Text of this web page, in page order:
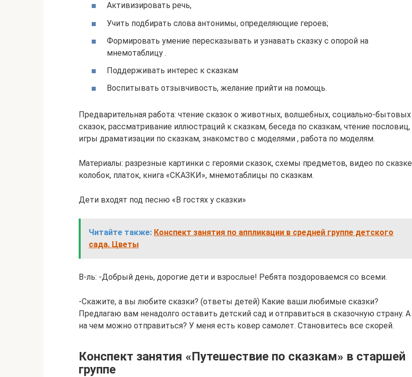
Активизировать речь,
Учить подбирать слова антонимы, определяющие героев;
Формировать умение пересказывать и узнавать сказку с опорой на
мнемотаблицу .
Поддерживать интерес к сказкам
Воспитывать отзывчивость, желание прийти на помощь.
Предварительная работа: чтение сказок о животных, волшебных, социально-бытовых
сказок, рассматривание иллюстраций к сказкам, беседа по сказкам, чтение пословиц,
игры драматизации по сказкам, знакомство с моделями , работа по моделям.
Материалы: разрезные картинки с героями сказок, схемы предметов, видео по сказке
колобок, платок, книга «СКАЗКИ», мнемотаблицы по сказкам.
Дети входят под песню «В гостях у сказки»
Читайте также: Конспект занятия по аппликации в средней группе детского
сада. Цветы
В-ль: -Добрый день, дорогие дети и взрослые! Ребята поздороваемся со всеми.
-Скажите, а вы любите сказки? (ответы детей) Какие ваши любимые сказки?
Предлагаю вам ненадолго оставить детский сад и отправиться в сказочную страну. А
на чем можно отправиться? У меня есть ковер самолет. Становитесь все скорей.
Конспект занятия «Путешествие по сказкам» в старшей
группе